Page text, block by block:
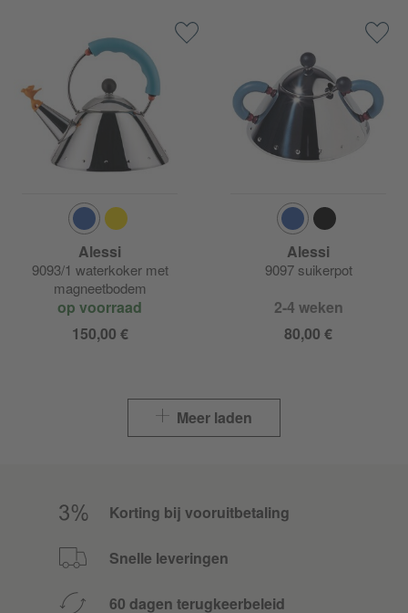
Alessi
9093/1 waterkoker met
magneetbodem
op voorraad
150,00 €
Alessi
9097 suikerpot
2-4 weken
80,00 €
Meer laden
Korting bij vooruitbetaling
Snelle leveringen
60 dagen terugkeerbeleid